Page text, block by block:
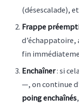
(désescalade),
Frappe
fin
Enchaîner: si
—, on continue
poing enchaînés